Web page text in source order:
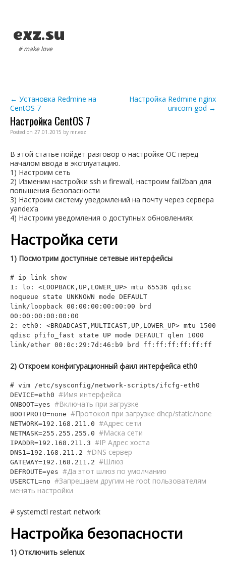
exz.su
# make love
Main menu
Post navigation
← Установка Redmine на
CentOS 7
Настройка Redmine nginx
unicorn god →
Настройка CentOS 7
Posted on 27.01.2015 by mr.exz
В этой статье пойдет разговор о настройке ОС перед
началом ввода в эксплуатацию.
1) Настроим сеть
2) Изменим настройки ssh и firewall, настроим fail2ban для
повышения безопасности
3) Настроим систему уведомлений на почту через сервера
yandex’a
4) Настроим уведомления о доступных обновлениях
Настройка сети
1) Посмотрим доступные сетевые интерфейсы
# ip link show
1: lo: <LOOPBACK,UP,LOWER_UP> mtu 65536 qdisc
noqueue state UNKNOWN mode DEFAULT
link/loopback 00:00:00:00:00:00 brd
00:00:00:00:00:00
2: eth0: <BROADCAST,MULTICAST,UP,LOWER_UP> mtu 1500
qdisc pfifo_fast state UP mode DEFAULT qlen 1000
link/ether 00:0c:29:7d:46:b9 brd ff:ff:ff:ff:ff:ff
2) Откроем конфигурационный фаил интерфейса eth0
# vim /etc/sysconfig/network-scripts/ifcfg-eth0
DEVICE=eth0 #Имя интерфейса
ONBOOT=yes #Включать при загрузке
BOOTPROTO=none #Протокол при загрузке dhcp/static/none
NETWORK=192.168.211.0 #Адрес сети
NETMASK=255.255.255.0 #Маска сети
IPADDR=192.168.211.3 #IP Адрес хоста
DNS1=192.168.211.2 #DNS сервер
GATEWAY=192.168.211.2 #Шлюз
DEFROUTE=yes #Да этот шлюз по умолчанию
USERCTL=no #Запрещаем другим не root пользователям
менять настройки
# systemctl restart network
Настройка безопасности
1) Отключить selenux